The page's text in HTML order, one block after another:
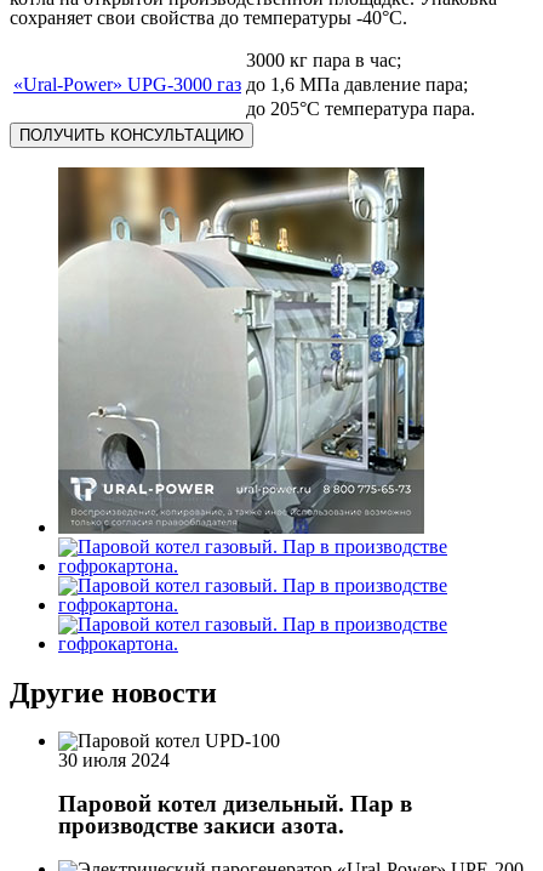
сохраняет свои свойства до температуры -40°С.
«Ural-Power» UPG-3000 газ
3000 кг пара в час;
до 1,6 МПа давление пара;
до 205°С температура пара.
ПОЛУЧИТЬ КОНСУЛЬТАЦИЮ
Другие новости
30 июля 2024
Паровой котел дизельный. Пар в
производстве закиси азота.